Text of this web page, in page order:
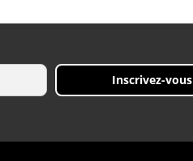
Inscrivez-vous